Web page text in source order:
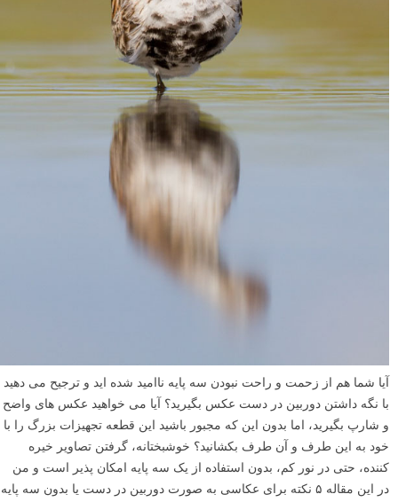
آیا شما هم از زحمت و راحت نبودن سه پایه ناامید شده اید و ترجیح می دهید
با نگه داشتن دوربین در دست عکس بگیرید؟ آیا می خواهید عکس های واضح
و شارپ بگیرید، اما بدون این که مجبور باشید این قطعه تجهیزات بزرگ را با
خود به این طرف و آن طرف بکشانید؟ خوشبختانه، گرفتن تصاویر خیره
کننده، حتی در نور کم، بدون استفاده از یک سه پایه امکان پذیر است و من
در این مقاله ۵ نکته برای عکاسی به صورت دوربین در دست یا بدون سه پایه